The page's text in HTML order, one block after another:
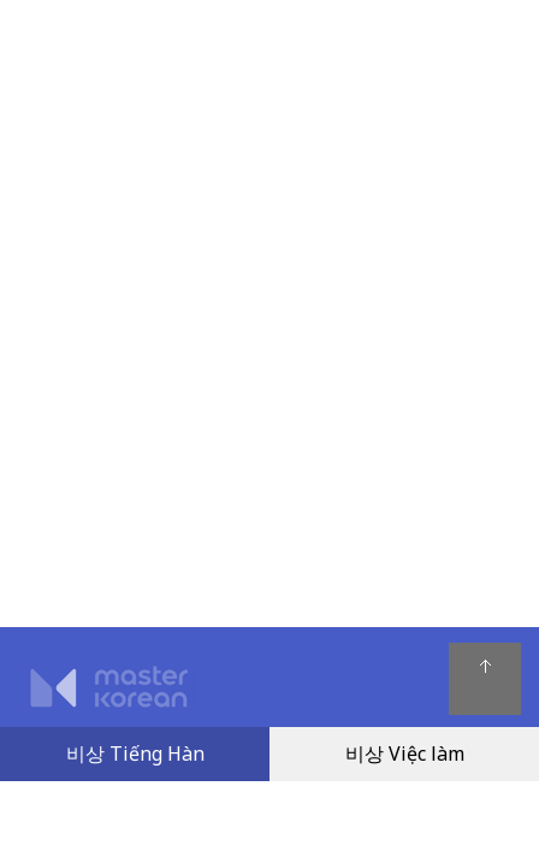
Quy chế hoạt động
Chính sách giải quyết tranh chấp
비상 Tiếng Hàn 비상 Việc làm